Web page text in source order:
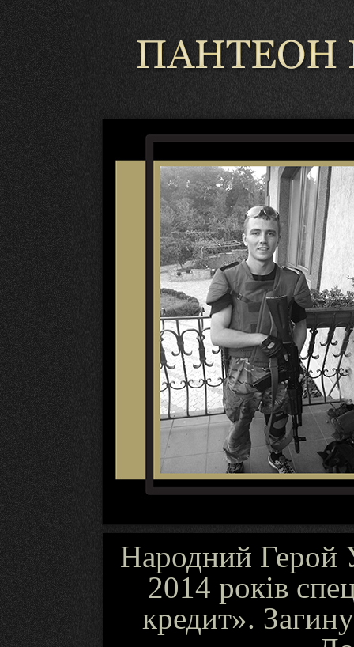
Народний Герой
2014 років
кредит».